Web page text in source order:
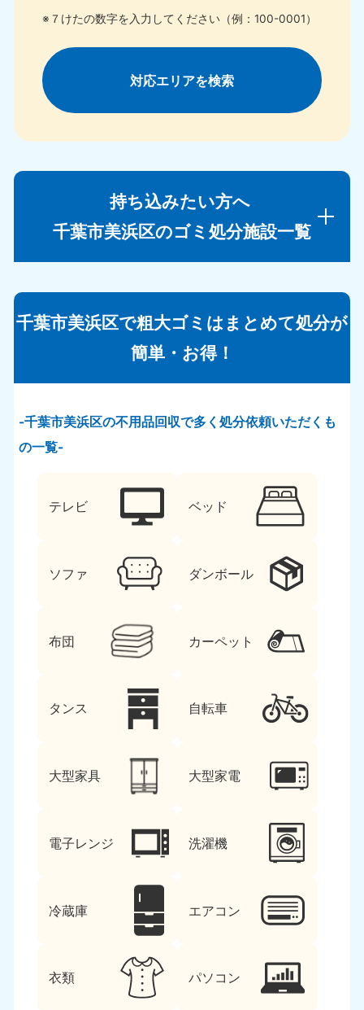
※７けたの数字を入力してください（例：100-0001）
対応エリアを検索
持ち込みたい方へ
千葉市美浜区のゴミ処分施設一覧
千葉市美浜区で粗大ゴミはまとめて処分が
簡単・お得！
千葉市美浜区の不用品回収で多く処分依頼いただくも
の一覧
テレビ ベッド
ソファ ダンボール
布団 カーペット
タンス 自転車
大型家具 大型家電
電子レンジ 洗濯機
冷蔵庫 エアコン
衣類 パソコン